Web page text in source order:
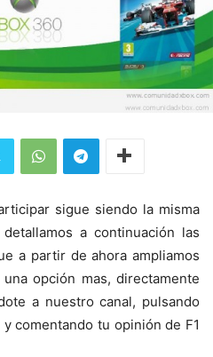
sigue siendo la misma
a continuación las
a partir de ahora ampliamos
opción mas, directamente
a nuestro canal, pulsando
comentando tu opinión de F1